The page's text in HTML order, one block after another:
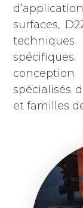
surfaces,
spécialisés
et familles